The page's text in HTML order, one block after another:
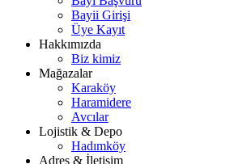
Bayii Girişi
Üye Kayıt
Hakkımızda
Biz kimiz
Mağazalar
Karaköy
Haramidere
Avcılar
Lojistik & Depo
Hadımköy
Adres & İletişim